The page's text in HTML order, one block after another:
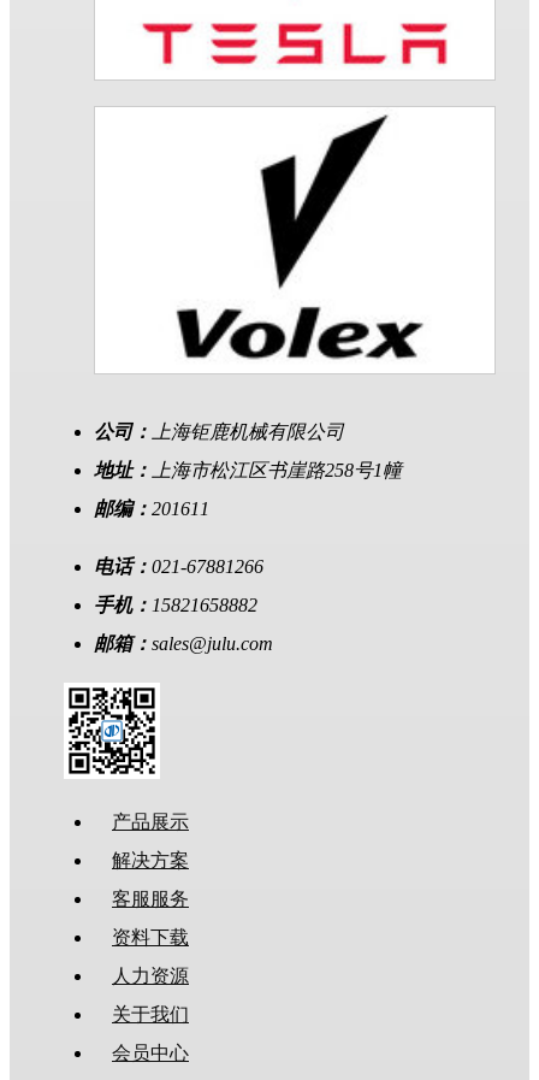
公司：
上海钜鹿机械有限公司
地址：
上海市松江区书崖路258号1幢
邮编： 201611
电话： 021-67881266
手机： 15821658882
邮箱： sales@julu.com
产品展示
解决方案
客服服务
资料下载
人力资源
关于我们
会员中心